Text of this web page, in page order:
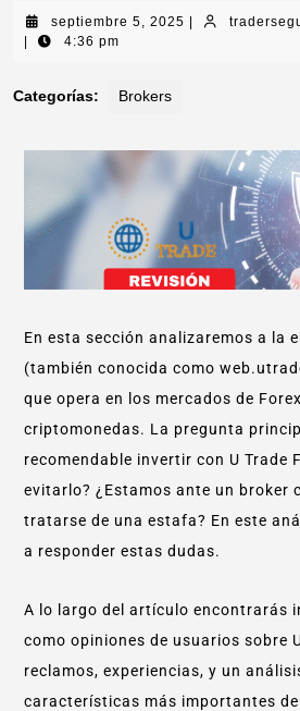
septiembre 5, 2025
4:36 pm
Categorías: Brokers
En esta sección analizaremos a la
(también conocida como
que opera en los mercados de
criptomonedas. La pregunta
recomendable invertir con U Trade
evitarlo? ¿Estamos ante un broker
tratarse de una estafa? En este
a responder estas dudas.
A lo largo del artículo encontrarás
como opiniones de usuarios sobre
reclamos, experiencias, y un
características más importantes